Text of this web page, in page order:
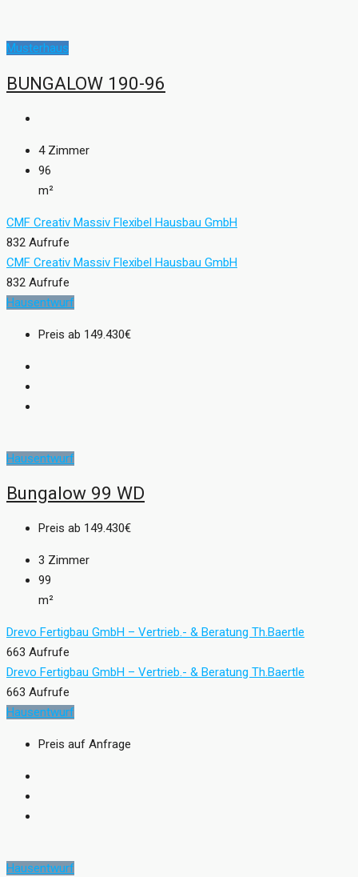
Musterhaus
BUNGALOW 190-96
4 Zimmer
96
m²
CMF Creativ Massiv Flexibel Hausbau GmbH
832 Aufrufe
CMF Creativ Massiv Flexibel Hausbau GmbH
832 Aufrufe
Hausentwurf
Preis ab 149.430€
Hausentwurf
Bungalow 99 WD
Preis ab 149.430€
3 Zimmer
99
m²
Drevo Fertigbau GmbH – Vertrieb.- & Beratung Th.Baertle
663 Aufrufe
Drevo Fertigbau GmbH – Vertrieb.- & Beratung Th.Baertle
663 Aufrufe
Hausentwurf
Preis auf Anfrage
Hausentwurf